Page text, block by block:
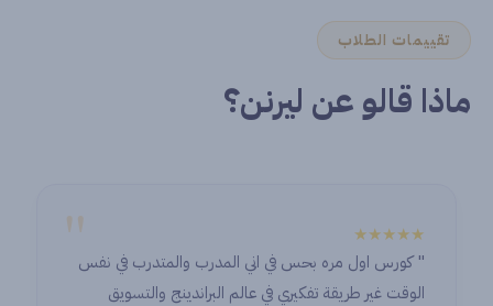
تقييمات الطلاب
ماذا قالو عن ليرنن؟
"
★★★★★
" كورس اول مره بحس في اني المدرب والمتدرب في نفس
الوقت غير طريقة تفكيري في عالم البراندينج والتسويق